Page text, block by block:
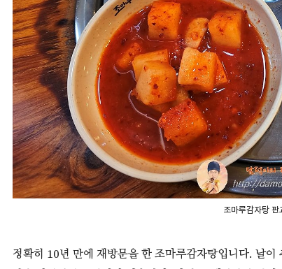
조마루감자탕 판
정확히 10년 만에 재방문을 한 조마루감자탕입니다. 날